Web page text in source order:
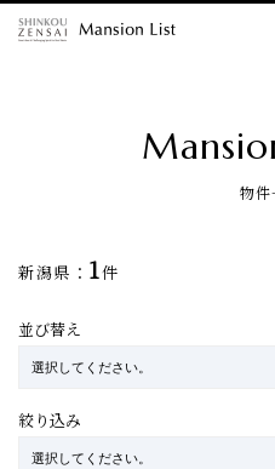
物件
新潟県： 1件
並び替え
絞り込み